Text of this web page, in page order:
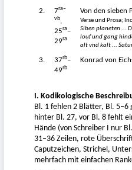
2. 7ra–
vb,
25ra–
29ra
Von den sieben
Verse und Prosa;
Siben planeten ...
louf und gang
alt vnd kalt ...
3. 37rb–
49rb
Konrad von
I. Kodikologische
Bl. 1 fehlen 2 Blätter, Bl.
hinter Bl. 27, vor Bl. 8 fehlt
Hände (von Schreiber I nur
31–36 Zeilen, rote
Caputzeichen, Strichel,
mehrfach mit einfachen